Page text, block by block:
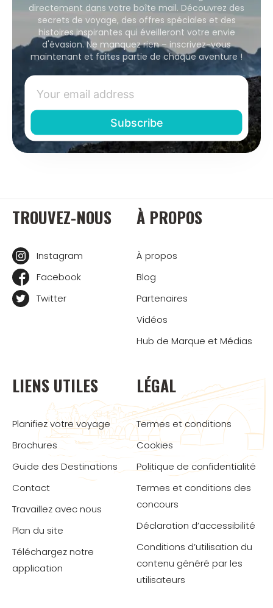
directement dans votre boîte mail. Découvrez des
secrets de voyage, des offres spéciales et des
histoires inspirantes qui éveilleront votre envie
d'évasion. Ne manquez rien – inscrivez-vous
maintenant et faites partie de chaque aventure !
TROUVEZ-NOUS
Instagram
Facebook
Twitter
À PROPOS
À propos
Blog
Partenaires
Vidéos
Hub de Marque et Médias
LIENS UTILES
Planifiez votre voyage
Brochures
Guide des Destinations
Contact
Travaillez avec nous
Plan du site
Téléchargez notre
application
LÉGAL
Termes et conditions
Cookies
Politique de confidentialité
Termes et conditions des
concours
Déclaration d’accessibilité
Conditions d’utilisation du
contenu généré par les
utilisateurs